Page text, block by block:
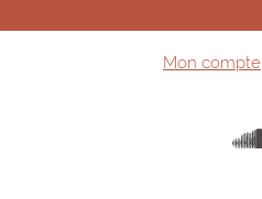
Mon compte